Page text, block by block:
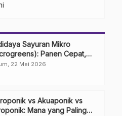
Sayuran Mikro
Panen Cepat,
Besar
22 Mei 2026
vs Akuaponik vs
Mana yang Paling